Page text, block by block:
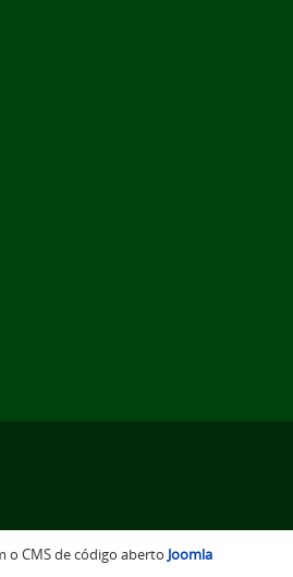
o CMS de código aberto Joomla